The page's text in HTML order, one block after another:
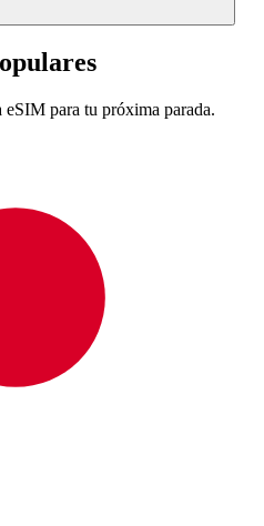
eSIM para tu próxima parada.